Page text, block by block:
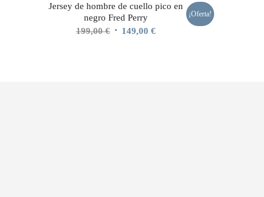
Jersey de hombre de cuello pico en
negro Fred Perry
199,00€ El 149,00 €El
¡Oferta!